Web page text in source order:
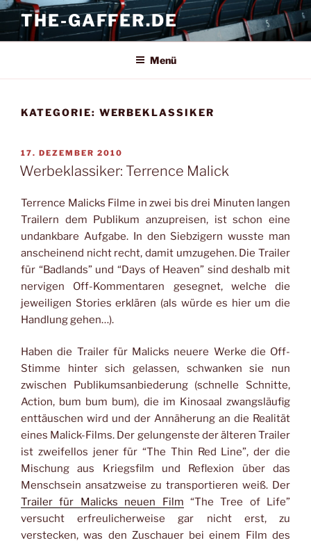
Zum
Inhalt
springen
THE-GAFFER.DE
Menü
KATEGORIE: WERBEKLASSIKER
VERÖFFENTLICHT
AM
17. DEZEMBER 2010
Werbeklassiker: Terrence Malick
Terrence Malicks Filme in zwei bis drei Minuten langen
Trailern dem Publikum anzupreisen, ist schon eine
undankbare Aufgabe. In den Siebzigern wusste man
anscheinend nicht recht, damit umzugehen. Die Trailer
für “Badlands” und “Days of Heaven” sind deshalb mit
nervigen Off-Kommentaren gesegnet, welche die
jeweiligen Stories erklären (als würde es hier um die
Handlung gehen…).
Haben die Trailer für Malicks neuere Werke die Off-
Stimme hinter sich gelassen, schwanken sie nun
zwischen Publikumsanbiederung (schnelle Schnitte,
Action, bum bum bum), die im Kinosaal zwangsläufig
enttäuschen wird und der Annäherung an die Realität
eines Malick-Films. Der gelungenste der älteren Trailer
ist zweifellos jener für “The Thin Red Line”, der die
Mischung aus Kriegsfilm und Reflexion über das
Menschsein ansatzweise zu transportieren weiß. Der
Trailer für Malicks neuen Film “The Tree of Life”
versucht erfreulicherweise gar nicht erst, zu
verstecken, was den Zuschauer bei einem Film des